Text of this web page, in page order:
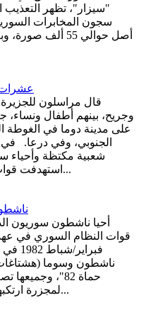
"سيزار"، تظهر
أصل حوالي 55
عشرات
قال مراسلون
وجريح، بينهم أطفال ونساء،
على مدينة دوما في
الجنوبي، وفي درعا.
استهدفت قوات النظام بقذائف الهاون المناطق ذاتها...
ناشطون وسوما
حماة 82"،
لمجزرة ارتكبها حزب البعث بحق المدنيين في مدينة...